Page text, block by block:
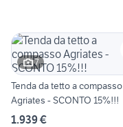
7
Tenda da tetto a compasso
Agriates - SCONTO 15%!!!
1.939 €